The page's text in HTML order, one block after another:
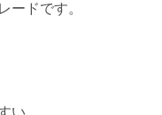
ードです。